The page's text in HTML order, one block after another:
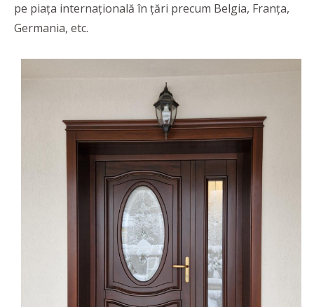
pe piața internațională în țări precum Belgia, Franța,
Germania, etc.